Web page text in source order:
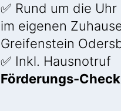
✅ Rund um die
im eigenen
Greifenstein
✅ Inkl. Hausnotruf
Förderungs-Check